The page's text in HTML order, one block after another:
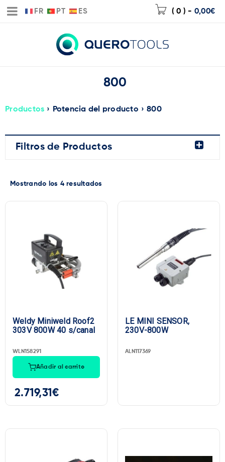
FR PT ES ( 0 ) - 0,00€
800
Productos › Potencia del producto › 800
Filtros de Productos
Marca
Mostrando los 4 resultados
Weldy Miniweld Roof2
303V 800W 40 s/canal
WLN158291
Añadir al carrito
2.719,31 €
LE MINI SENSOR,
230V-800W
ALN117369